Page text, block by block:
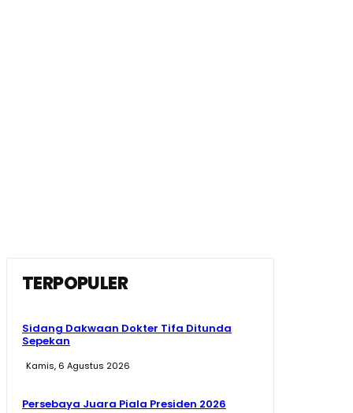
TERPOPULER
Sidang Dakwaan Dokter Tifa Ditunda
Sepekan
Kamis, 6 Agustus 2026
Persebaya Juara Piala Presiden 2026